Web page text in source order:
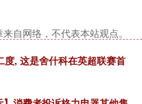
自网络，不代表本站观点。
, 这是舍什科在英超联赛首